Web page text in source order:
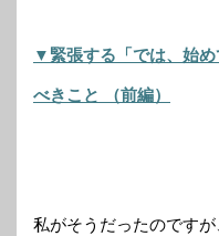
▼緊張する「では、始め
べきこと （前編）
私がそうだったのですが